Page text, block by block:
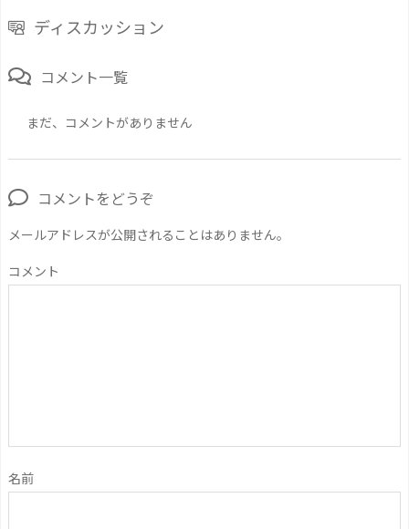
ディスカッション
コメント一覧
まだ、コメントがありません
コメントをどうぞ
メールアドレスが公開されることはありません。
コメント
名前